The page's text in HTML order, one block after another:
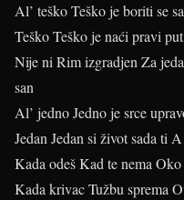
Al’ teško Teško je boriti se
Teško Teško je naći pravi
Nije ni Rim izgradjen Za
san
Al’ jedno Jedno je srce
Jedan Jedan si život sada ti
Kada odeš Kad te nema Oko
Kada krivac Tužbu sprema